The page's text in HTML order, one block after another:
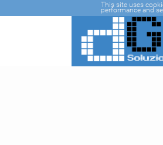
This site uses
performance and